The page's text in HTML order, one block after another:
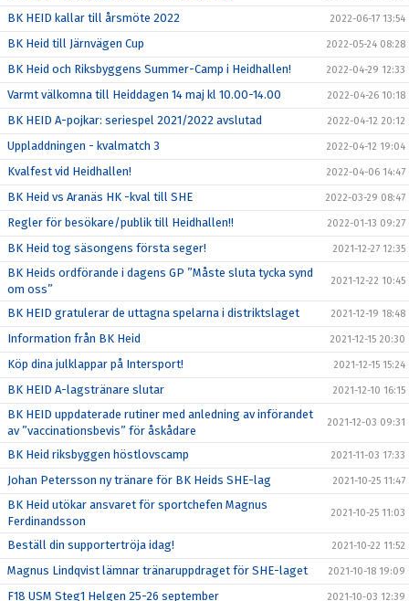
BK HEID kallar till årsmöte 2022 2022-06-17 13:54
BK Heid till Järnvägen Cup 2022-05-24 08:28
BK Heid och Riksbyggens Summer-Camp i Heidhallen! 2022-04-29 12:33
Varmt välkomna till Heiddagen 14 maj kl 10.00-14.00 2022-04-26 10:18
BK HEID A-pojkar: seriespel 2021/2022 avslutad 2022-04-12 20:12
Uppladdningen - kvalmatch 3 2022-04-12 19:04
Kvalfest vid Heidhallen! 2022-04-06 14:47
BK Heid vs Aranäs HK -kval till SHE 2022-03-29 08:47
Regler för besökare/publik till Heidhallen!! 2022-01-13 09:27
BK Heid tog säsongens första seger! 2021-12-27 12:35
BK Heids ordförande i dagens GP ”Måste sluta tycka synd
om oss”
2021-12-22 10:45
BK HEID gratulerar de uttagna spelarna i distriktslaget 2021-12-19 18:48
Information från BK Heid 2021-12-15 20:30
Köp dina julklappar på Intersport! 2021-12-15 15:24
BK HEID A-lagstränare slutar 2021-12-10 16:15
BK HEID uppdaterade rutiner med anledning av införandet
av ”vaccinationsbevis” för åskådare
2021-12-03 09:31
BK Heid riksbyggen höstlovscamp 2021-11-03 17:33
Johan Petersson ny tränare för BK Heids SHE-lag 2021-10-25 11:47
BK Heid utökar ansvaret för sportchefen Magnus
Ferdinandsson
2021-10-25 11:03
Beställ din supportertröja idag! 2021-10-22 11:52
Magnus Lindqvist lämnar tränaruppdraget för SHE-laget 2021-10-18 19:09
F18 USM Steg1 Helgen 25-26 september 2021-10-03 12:39